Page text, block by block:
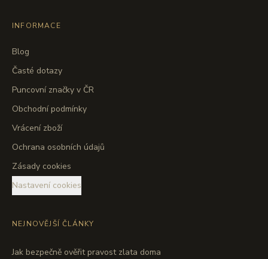
INFORMACE
Blog
Časté dotazy
Puncovní značky v ČR
Obchodní podmínky
Vrácení zboží
Ochrana osobních údajů
Zásady cookies
Nastavení cookies
NEJNOVĚJŠÍ ČLÁNKY
Jak bezpečně ověřit pravost zlata doma